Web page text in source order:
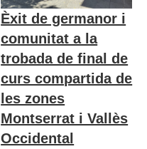
Èxit de germanor i
comunitat a la
trobada de final de
curs compartida de
les zones
Montserrat i Vallès
Occidental